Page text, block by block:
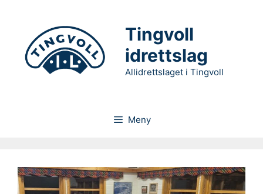
Tingvoll
idrettslag
Allidrettslaget i Tingvoll
Meny